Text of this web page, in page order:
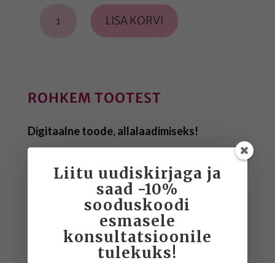
"Pitsa"
LISA KORVI
ROHKEM TOOTEST
Digitaalne toode, allalaadimiseks!
Liitu uudiskirjaga ja
saad -10%
sooduskoodi
esmasele
konsultatsioonile
tulekuks!